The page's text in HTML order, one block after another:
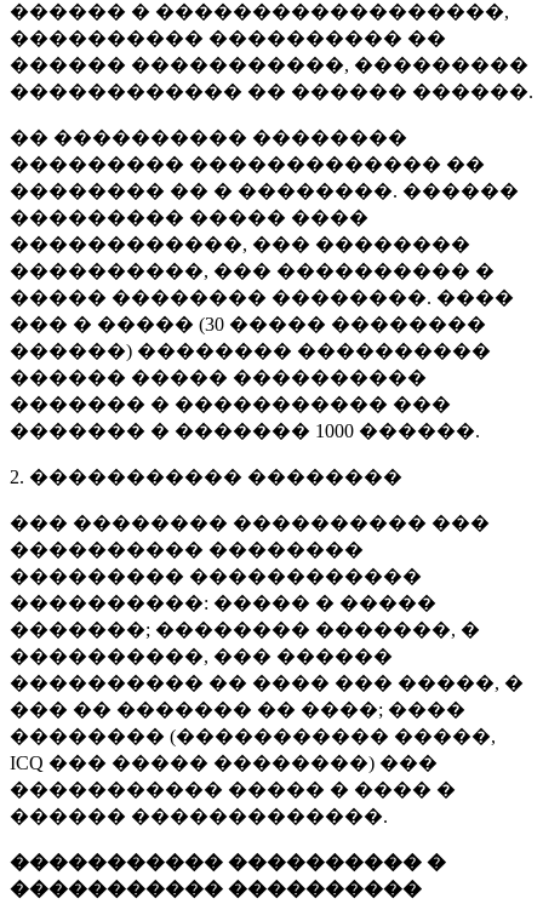
������ � ������������������,
���������� ���������� ��
������ �����������, ���������
������������ �� ������ ������.
�� ���������� ��������
��������� ������������� ��
�������� �� � ��������. ������
��������� ����� ����
������������, ��� ��������
����������, ��� ���������� �
����� �������� ��������. ����
��� � ����� (30 ����� ��������
������) �������� ����������
������ ����� ����������
������� � ����������� ���
������� � ������� 1000 ������.
2. ����������� ��������
��� �������� ���������� ���
���������� ��������
��������� ������������
����������: ����� � �����
�������; �������� �������, �
����������, ��� ������
���������� �� ���� ��� �����, �
��� �� ������� �� ����; ����
�������� (����������� �����,
ICQ ��� ����� ��������) ���
����������� ����� � ���� �
������ �������������.
����������� ���������� �
����������� ����������